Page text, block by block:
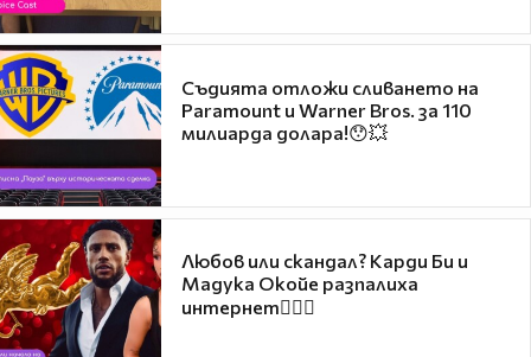
Съдията отложи сливането на
Paramount и Warner Bros. за 110
милиарда долара!😯💥
Любов или скандал? Карди Би и
Мадука Окойе разпалиха
интернет❤️‍🔥🔥